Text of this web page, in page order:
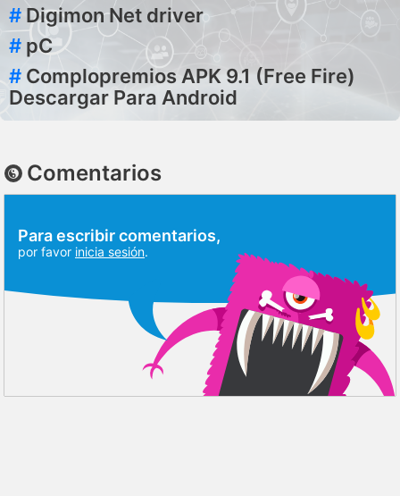
# Digimon Net driver
# pC
# Complopremios APK 9.1 (Free Fire)
Descargar Para Android
Comentarios
Para escribir comentarios,
por favor inicia sesión.